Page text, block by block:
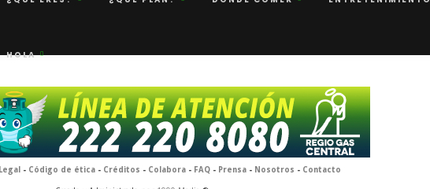
HOLA
- Código de ética - Créditos - Colabora - FAQ - Prensa - Nosotros - Contacto